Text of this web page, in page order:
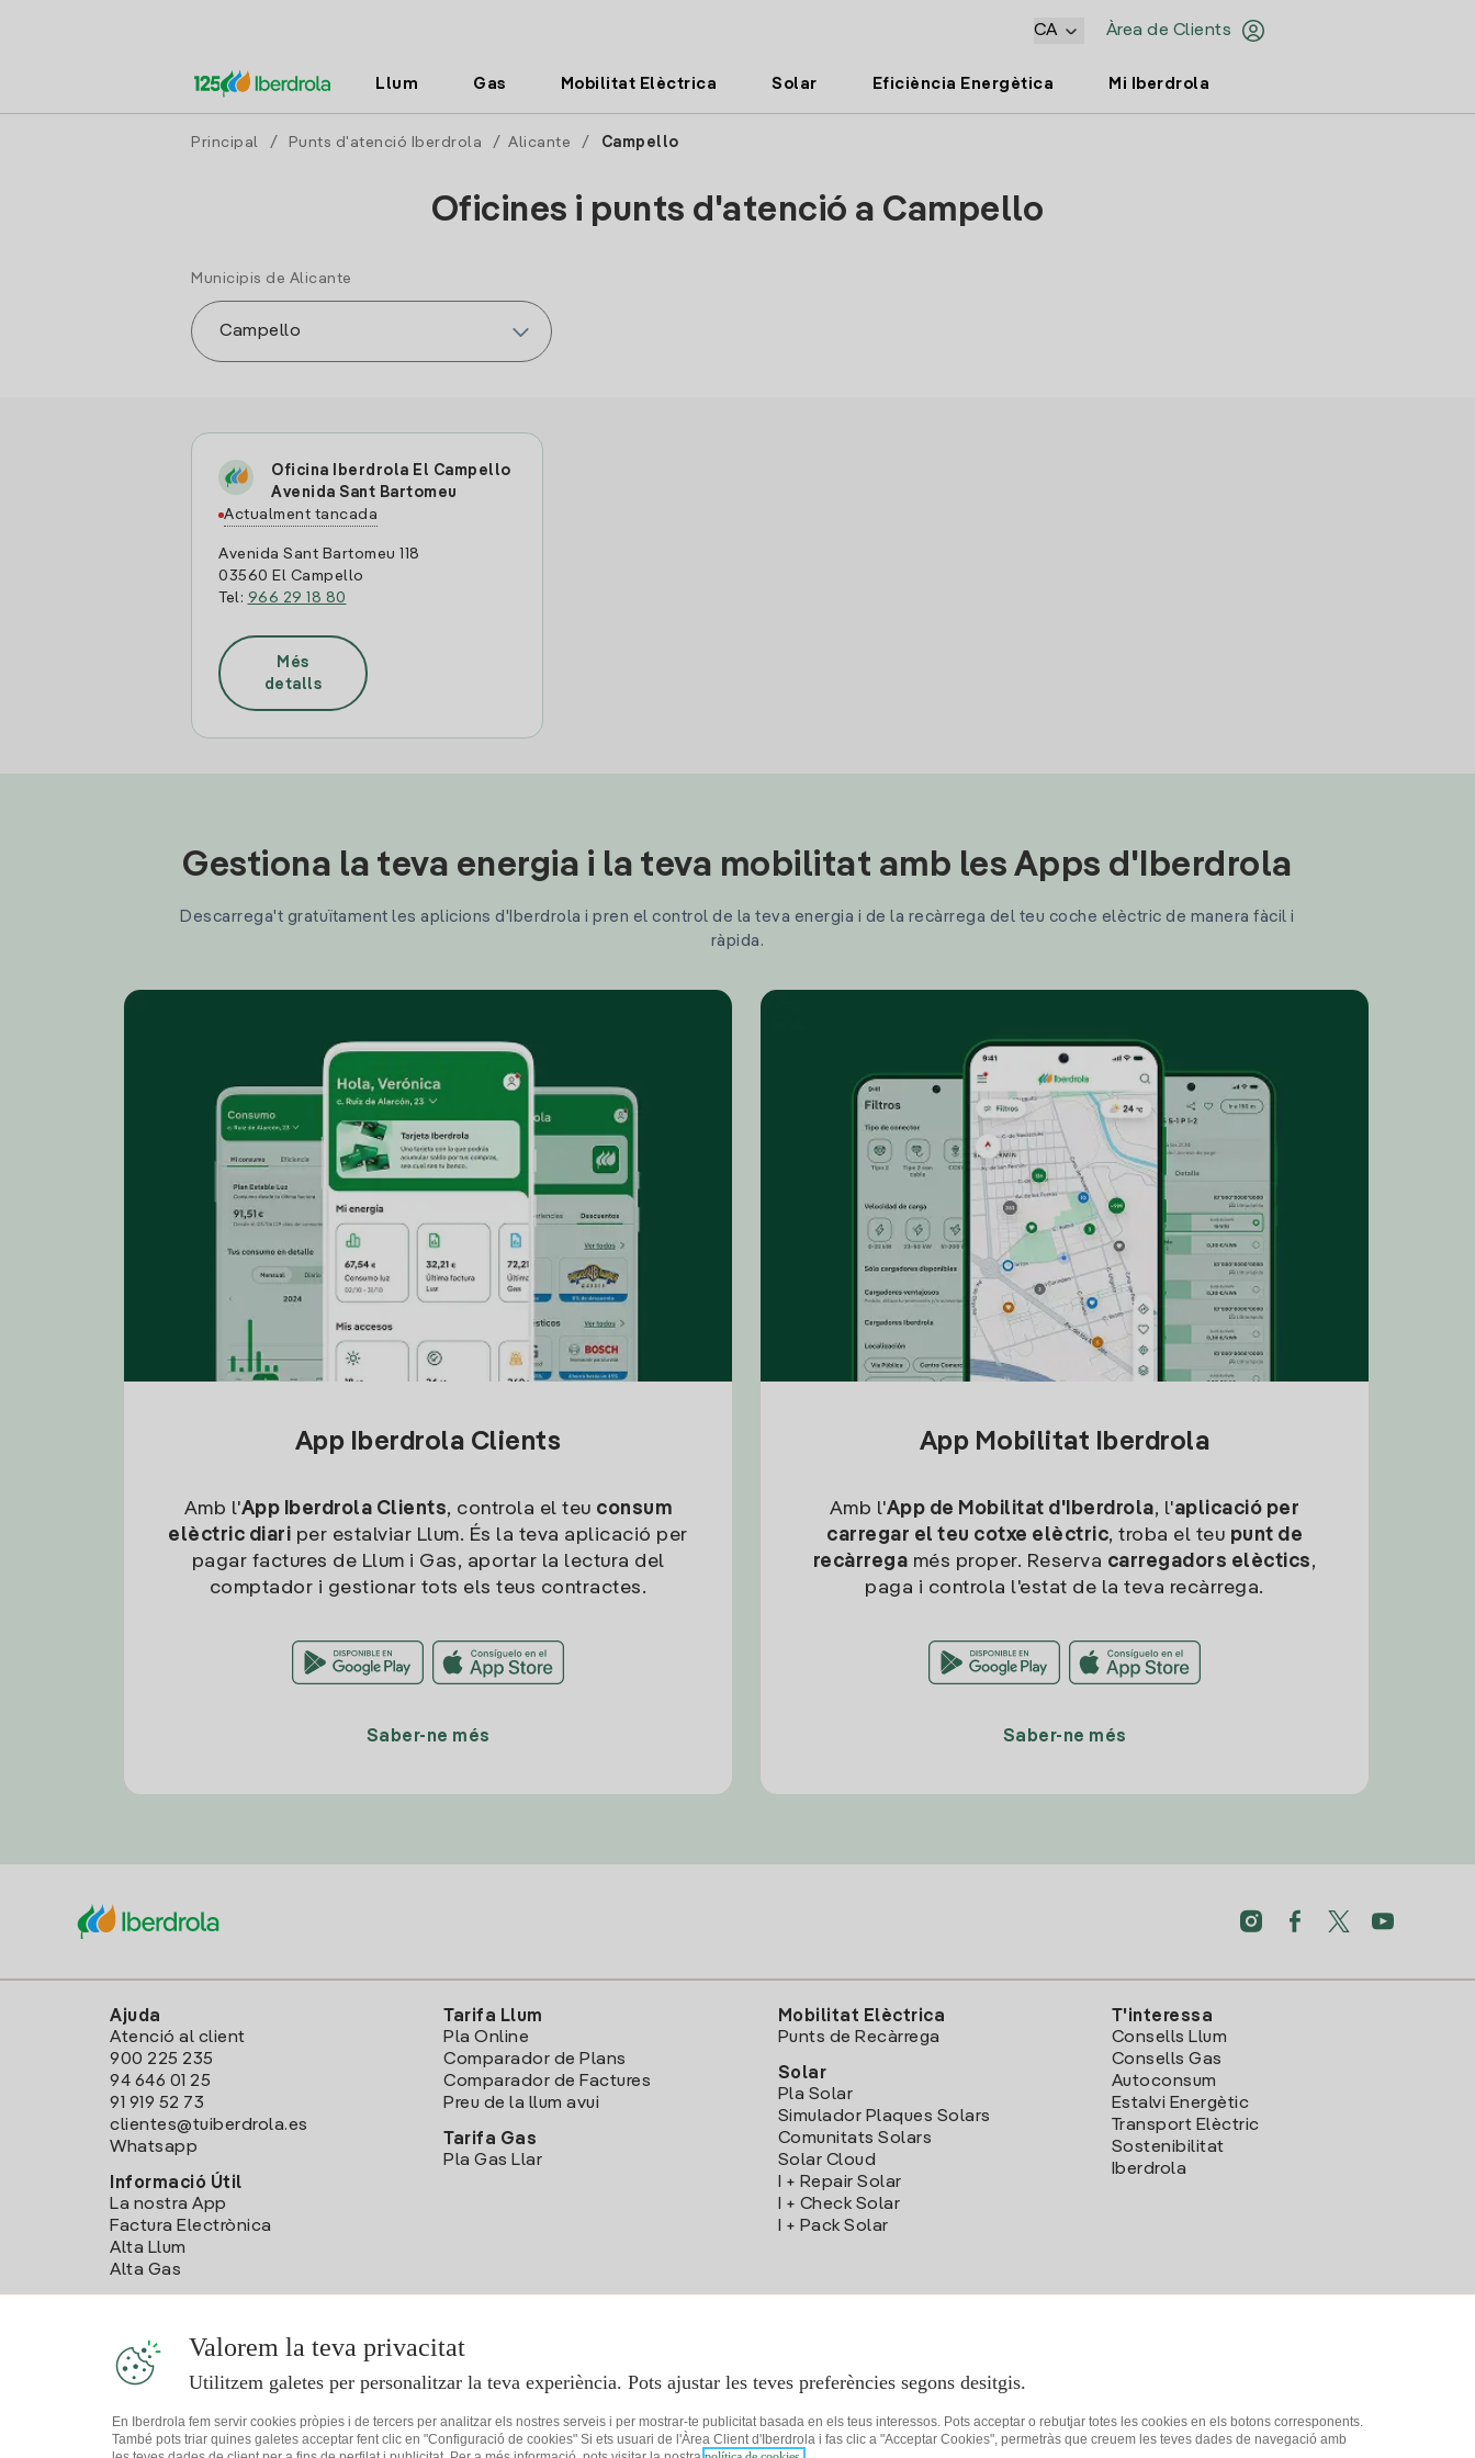
Àrea de Clients
CA
Llum Gas Mobilitat Elèctrica Solar Eficiència Energètica Mi Iberdrola
Principal / Punts d'atenció Iberdrola / Alicante / Campello
Oficines i punts d'atenció a Campello
Municipis de Alicante
Oficina Iberdrola El Campello
Avenida Sant Bartomeu
Actualment tancada
Avenida Sant Bartomeu 118
03560 El Campello
Tel: 966 29 18 80
Més
detalls
Gestiona la teva energia i la teva mobilitat amb les Apps d'Iberdrola
Descarrega't gratuïtament les aplicions d'Iberdrola i pren el control de la teva energia i de la recàrrega del teu coche elèctric de manera fàcil i
ràpida.
App Iberdrola Clients
Amb l'App Iberdrola Clients, controla el teu consum
elèctric diari per estalviar Llum. És la teva aplicació per
pagar factures de Llum i Gas, aportar la lectura del
comptador i gestionar tots els teus contractes.
Saber-ne més
App Mobilitat Iberdrola
Amb l'App de Mobilitat d'Iberdrola, l'aplicació per
carregar el teu cotxe elèctric, troba el teu punt de
recàrrega més proper. Reserva carregadors elèctics,
paga i controla l'estat de la teva recàrrega.
Saber-ne més
Ajuda
Atenció al client
900 225 235
94 646 01 25
91 919 52 73
clientes@tuiberdrola.es
Whatsapp
Informació Útil
La nostra App
Factura Electrònica
Alta Llum
Alta Gas
Tarifa Llum
Pla Online
Comparador de Plans
Comparador de Factures
Preu de la llum avui
Tarifa Gas
Pla Gas Llar
Mobilitat Elèctrica
Punts de Recàrrega
Solar
Pla Solar
Simulador Plaques Solars
Comunitats Solars
Solar Cloud
I + Repair Solar
I + Check Solar
I + Pack Solar
T'interessa
Consells Llum
Consells Gas
Autoconsum
Estalvi Energètic
Transport Elèctric
Sostenibilitat
Iberdrola
Valorem la teva privacitat
Utilitzem galetes per personalitzar la teva experiència. Pots ajustar les teves preferències segons desitgis.
En Iberdrola fem servir cookies pròpies i de tercers per analitzar els nostres serveis i per mostrar-te publicitat basada en els teus interessos. Pots acceptar o rebutjar totes les cookies en els botons corresponents.
També pots triar quines galetes acceptar fent clic en "Configuració de cookies" Si ets usuari de l'Àrea Client d'Iberdrola i fas clic a "Acceptar Cookies", permetràs que creuem les teves dades de navegació amb